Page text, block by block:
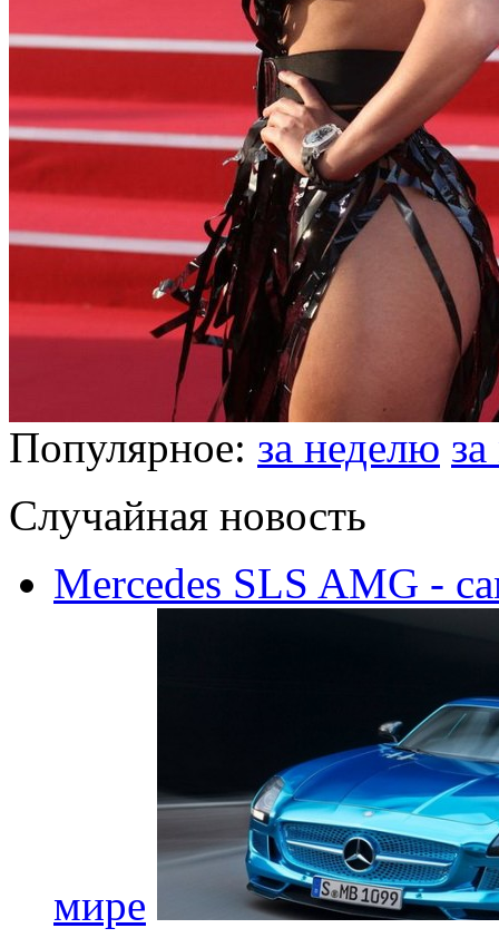
Популярное: за неделю
Случайная новость
Mercedes SLS AMG -
мире